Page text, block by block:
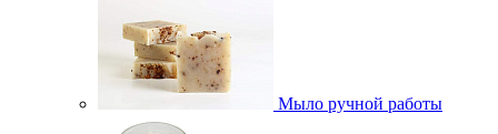
Мыло ручной работы